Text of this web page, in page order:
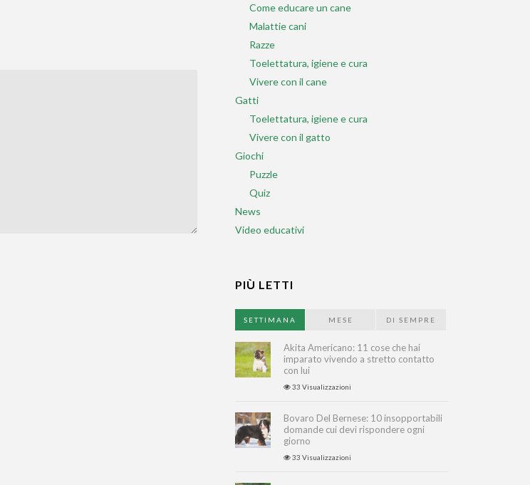
Come educare un cane
Malattie cani
Razze
Toelettatura, igiene e cura
Vivere con il cane
Gatti
Toelettatura, igiene e cura
Vivere con il gatto
Giochi
Puzzle
Quiz
News
Video educativi
PIÙ LETTI
SETTIMANA MESE DI SEMPRE
Akita Americano: 11 cose che hai
imparato vivendo a stretto contatto
con lui
33 Visualizzazioni
Bovaro Del Bernese: 10 insopportabili
domande cui devi rispondere ogni
giorno
33 Visualizzazioni